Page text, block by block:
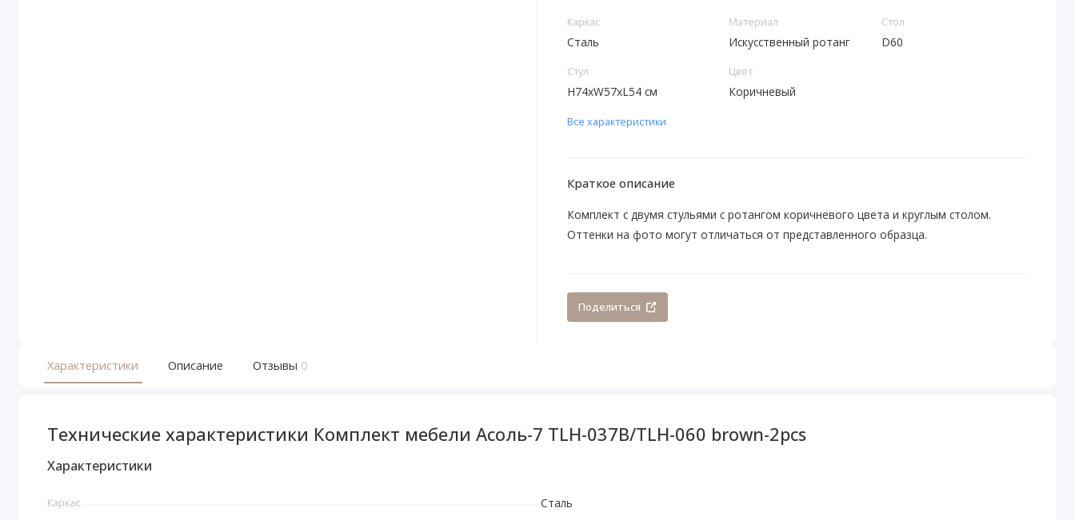
Каркас
Сталь
Материал
Искусственный ротанг
Стол
D60
Стул
H74xW57xL54 см
Цвет
Коричневый
Все характеристики
Краткое описание
Комплект с двумя стульями с ротангом коричневого цвета и круглым столом.
Оттенки на фото могут отличаться от представленного образца.
Поделиться
Характеристики Описание Отзывы 0
Технические характеристики Комплект мебели Асоль-7 TLH-037B/TLH-060 brown-2pcs
Характеристики
Каркас Сталь